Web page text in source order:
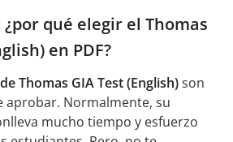
qué elegir el Thomas
en PDF?
Thomas GIA Test (English)son
aprobar. Normalmente, su
mucho tiempo y esfuerzo